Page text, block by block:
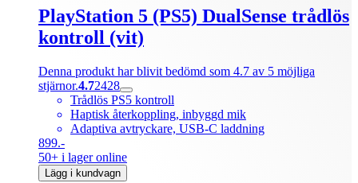
PlayStation 5 (PS5) DualSense trådlös
kontroll (vit)
Denna produkt har blivit bedömd som 4.7 av 5 möjliga
stjärnor.4.72428
Trådlös PS5 kontroll
Haptisk återkoppling, inbyggd mik
Adaptiva avtryckare, USB-C laddning
899.-
50+ i lager online
Lägg i kundvagn